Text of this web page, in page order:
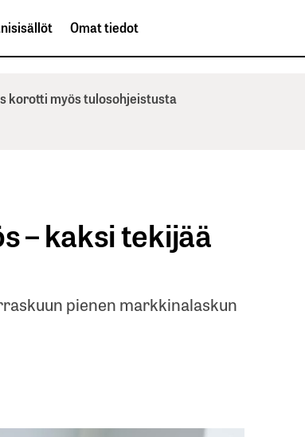
Omat tiedot
korotti myös tulosohjeistusta
– kaksi tekijää
pienen markkinalaskun